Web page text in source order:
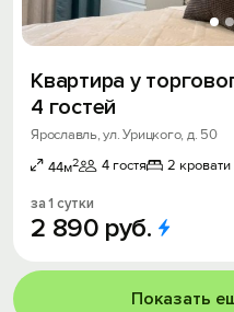
Квартира у
4 гостей
Ярославль, ул. Урицкого, д. 50
44м2 4 гостя 2 кровати
за 1 сутки
2 890 руб.
Показать